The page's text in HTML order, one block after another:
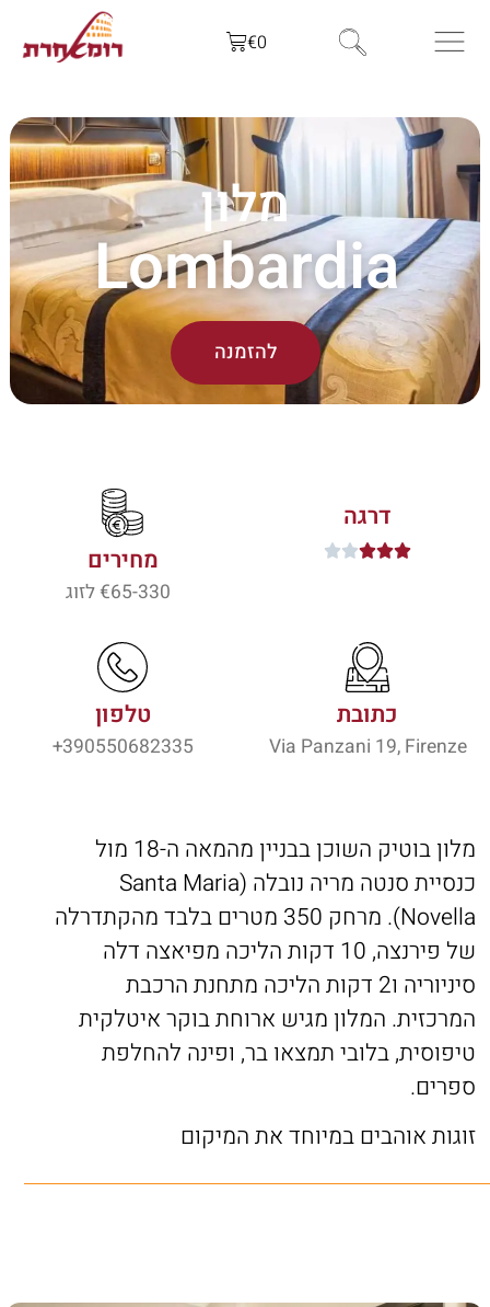
€0
מלון
Lombardia
להזמנה
דרגה




 מחירים
65-330€ לזוג
כתובת
Via Panzani 19, Firenze
טלפון
390550682335+
מלון בוטיק השוכן בבניין מהמאה ה-18 מול
כנסיית סנטה מריה נובלה (Santa Maria
Novella). מרחק 350 מטרים בלבד מהקתדרלה
של פירנצה, 10 דקות הליכה מפיאצה דלה
סיניוריה ו2 דקות הליכה מתחנת הרכבת
המרכזית. המלון מגיש ארוחת בוקר איטלקית
טיפוסית, בלובי תמצאו בר, ופינה להחלפת
ספרים.
זוגות אוהבים במיוחד את המיקום